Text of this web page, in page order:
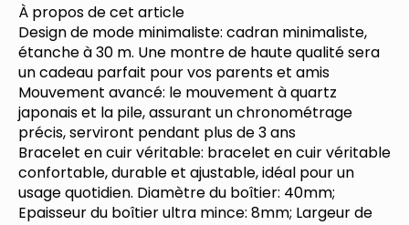
Mince
Montres
de
Poignet
de
Luxe
pour
Les
Hommes
d'affaires
Montre-
À propos de cet article
Design de mode minimaliste: cadran minimaliste,
étanche à 30 m. Une montre de haute qualité sera
un cadeau parfait pour vos parents et amis
Mouvement avancé: le mouvement à quartz
japonais et la pile, assurant un chronométrage
précis, serviront pendant plus de 3 ans
Bracelet en cuir véritable: bracelet en cuir véritable
confortable, durable et ajustable, idéal pour un
usage quotidien. Diamètre du boîtier: 40mm;
Epaisseur du boîtier ultra mince: 8mm; Largeur de